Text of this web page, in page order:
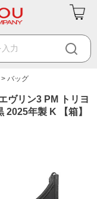
バッグ
ヴリン3 PM トリヨ
2025年製 K 【箱】